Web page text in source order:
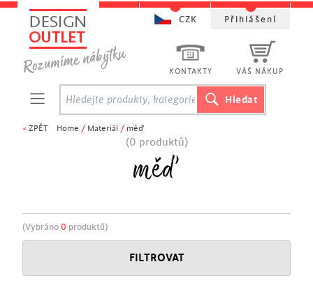
< ZPĚT Home / Materiál / měď
(0 produktů)
měď
(Vybráno 0 produktů)
FILTROVAT
KONTAKTY VÁŠ NÁKUP
CZK Přihlášení